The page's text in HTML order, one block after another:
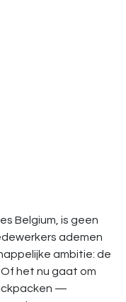
Belgium, is geen
ademen
ambitie: de
het nu gaat om
—